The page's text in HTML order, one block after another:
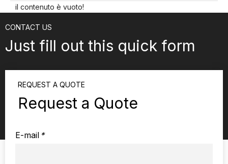
il contenuto è vuoto!
CONTACT US
Just fill out this quick form
REQUEST A QUOTE
Request a Quote
*
E-mail